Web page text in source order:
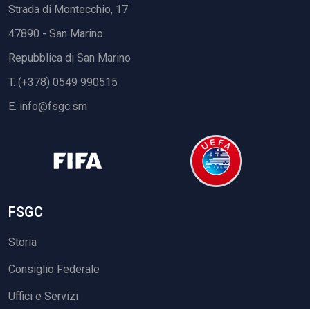
Strada di Montecchio, 17
47890 - San Marino
Repubblica di San Marino
T. (+378) 0549 990515
E. info@fsgc.sm
FSGC
Storia
Consiglio Federale
Uffici e Servizi